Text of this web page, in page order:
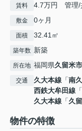
賃料 4.7万円 管理/
敷金 0ヶ月
面積 32.41㎡
築年数 新築
所在地 福岡県久留米市
交通 久大本線 「南
西鉄大牟田線 「
久大本線 「久
物件の特徴